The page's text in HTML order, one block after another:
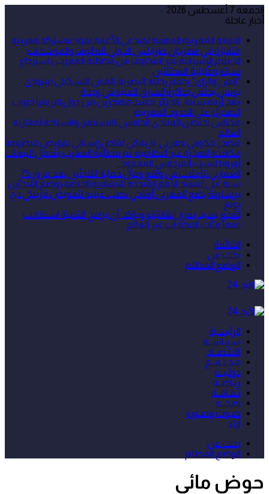
الجمعة 7 أغسطس 2026
أخبار عاجلة
النقابة المغربية المهنية لمبدعي الأغنية تقود مشاركة مغربية
متميزة في مهرجان طرابلس الدولي للمالوف والموشحات
الاعلام الإسبانية يثير المخاوف من مطالبة المغرب باسترجاع
سبتة ومليلية المحتلتين
“الفن والراي” يختتم رحلته البصرية: الفنان التشكيلي ميلودي
يونس يحتفي بذاكرة الشرق الفنية في وجدة
بعد أزمة سبتة.. الجزائر تحشد مهاجرين من دول افريقيا جنوب
الصحراء على الحدود المغربية
مكناس تحتضن المنتدى الخامس للاستثمار والسياحة لمغاربة
العالم
مصدر حكومي مغربي: لا يمكن لقاض إسباني تقويض منظومة
مكافحة الهجرة غير النظامية، ثم مطالبة المغرب بتحمل التبعات
أوروبا ليست الفردوس المفقود..
العمارتي: تأملات في واقع ومآل حماية اللاجئين بعد مرور 75
سنة على اعتماد الأمم المتحدة للاتفاقية الخاصة بوضع اللاجئين
برشلونة يضع المغربي أوناحي نصب عينيه لتعويض فرينكي دي
يونغ
لقجع يشيد بقرار إنفانتينو ويؤكد أن برامج التنمية استفادت
منها مئات الاتحادات عبر العالم
القائمة
بحث عن
الوضع المظلم
الرئيسية
سـيـاســة
اقـتـصــاد
مـجـتـمــع
دولـيــة
ريـاضــة
ثـقـافــة
صـحــة
صـوت وصـورة
آراء
بحث عن
الوضع المظلم
حوض مائي